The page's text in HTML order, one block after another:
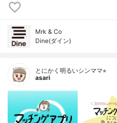
Mrk & Co
Dine(ダイン)
とにかく明るいシンママ⭐︎
asari